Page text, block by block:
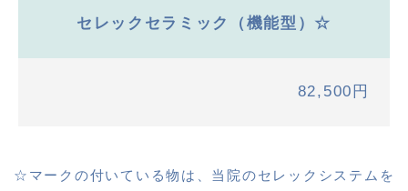
セレックセラミック（機能型）☆
82,500円
☆マークの付いている物は、当院のセレックシステムを